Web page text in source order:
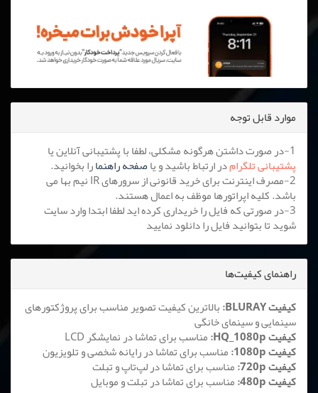
موارد قابل توجه
1-در صورت داشتن هرگونه مشکلی، لطفا با پشتیبانی آنلاین یا
پشتیبانی تلگرامدر ارتباط باشید و یاصفحه راهنمارا بخوانید.
2-مصرف اینترنت برای خرید قانونی از سرورهای IR نیم بها می
باشد. کلیه اپراتورها موظف به اعمال هستند.
3-در صورتی که فایل را خریداری کرده اید لطفا ابتدا وارد سایت
شوید تا بتوانید فایل را دانلود نمایید
راهنمای کیفیت‌ها
کیفیت BLURAY:
بالاترین کیفیت تصویر مناسب برای پروژکتورهای
سینمایی و سینمای خانگی
کیفیت HQ_1080p: مناسب برای تماشا در نمایشگر LCD
کیفیت 1080p: مناسب برای تماشا در رایانه شخصی و تلویزیون
کیفیت 720p: مناسب برای تماشا در لپ‌تاپ و تبلت
کیفیت 480p: مناسب برای تماشا در تبلت و موبایل